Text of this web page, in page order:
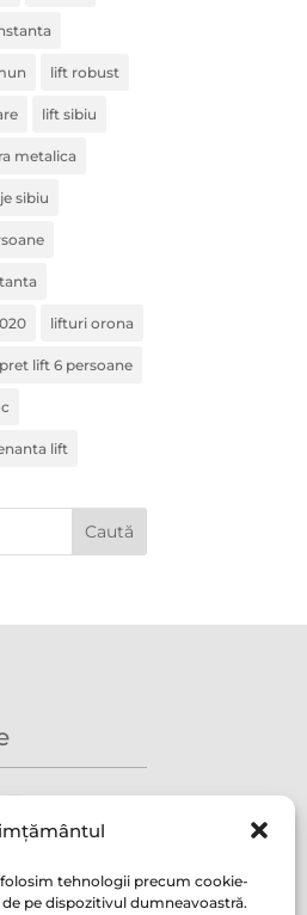
tehnologii precum cookie-
pe dispozitivul dumneavoastră.
lift robust
lift sibiu
metalica
sibiu
lifturi orona
pret lift 6 persoane
lift